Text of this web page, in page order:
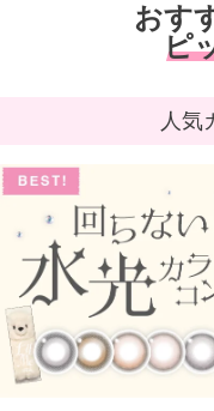
おす
ピ
人気